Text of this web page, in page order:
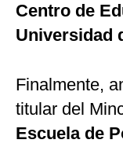
Centro de
Universidad
Finalmente,
titular del
Escuela de